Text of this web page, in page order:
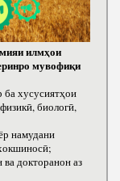
илмҳои
мувофиқи
хусусиятҳои
биологӣ,
намудани
докторанон аз